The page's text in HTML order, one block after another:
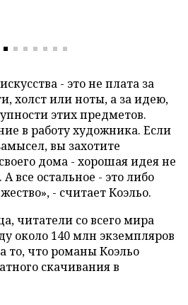
- это не плата за
холст или ноты, а за идею,
этих предметов.
в работу художника. Если
вы захотите
дома - хорошая идея не
все остальное - это либо
- считает Коэльо.
читатели со всего мира
около 140 млн экземпляров
то, что романы Коэльо
скачивания в